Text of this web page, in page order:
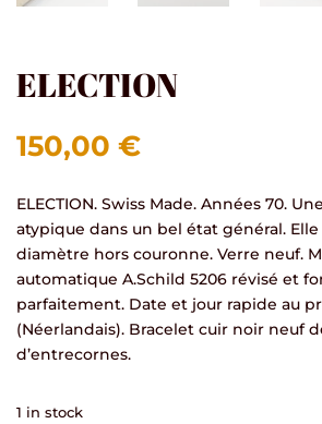
ELECTION
150,00 €
ELECTION. Swiss Made. Années 70.
atypique dans un bel état général.
diamètre hors couronne. Verre neuf.
automatique A.Schild 5206 révisé et
parfaitement. Date et jour rapide au
(Néerlandais). Bracelet cuir noir neuf
d’entrecornes.
1 in stock